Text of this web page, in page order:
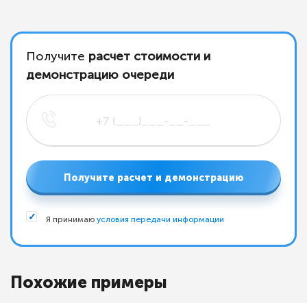
Получите расчет стоимости и
демонстрацию очереди
Получите расчет и демонстрацию
Я принимаю условия передачи информации
Похожие примеры